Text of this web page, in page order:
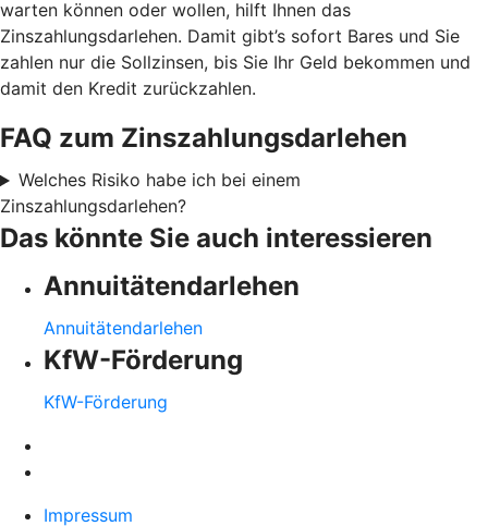
warten können oder wollen, hilft Ihnen das
Zinszahlungsdarlehen. Damit gibt’s sofort Bares und Sie
zahlen nur die Sollzinsen, bis Sie Ihr Geld bekommen und
damit den Kredit zurückzahlen.
FAQ zum Zinszahlungsdarlehen
Welches Risiko habe ich bei einem
Zinszahlungsdarlehen?
Das könnte Sie auch interessieren
Annuitätendarlehen
Annuitätendarlehen
KfW-Förderung
KfW-Förderung
Impressum